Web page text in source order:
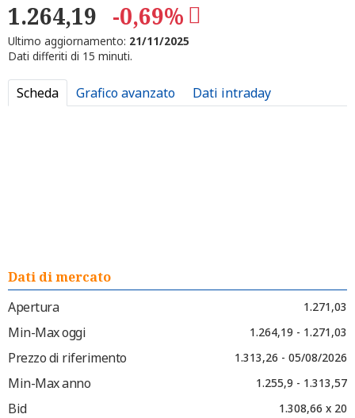
1.264,19 -0,69%
Ultimo aggiornamento: 21/11/2025
Dati differiti di 15 minuti.
Scheda Grafico avanzato Dati intraday
Dati di mercato
Apertura
1.271,03
Min-Max oggi 1.264,19 - 1.271,03
Prezzo di riferimento 1.313,26 - 05/08/2026
Min-Max anno 1.255,9 - 1.313,57
Bid 1.308,66 x 20